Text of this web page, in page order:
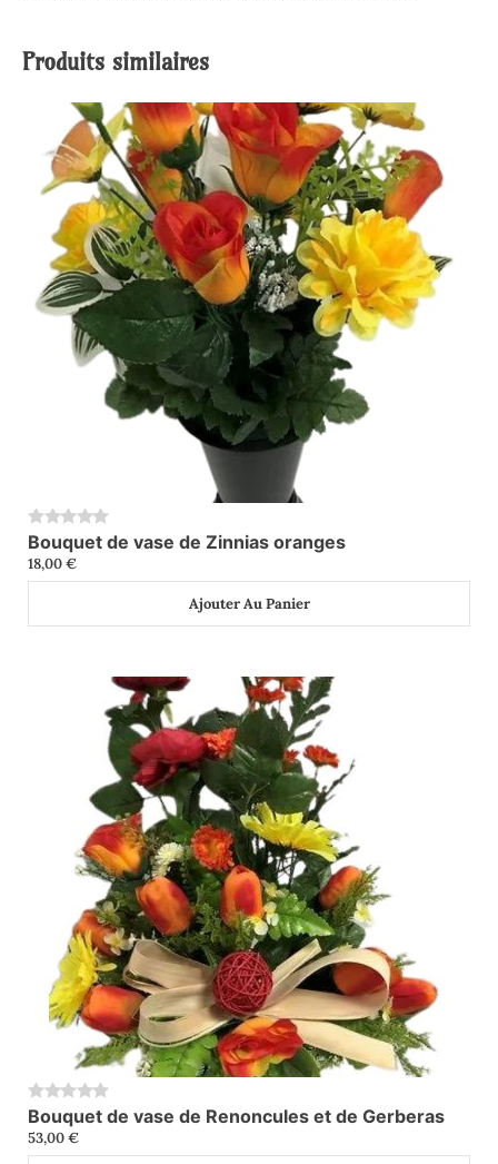
Produits similaires
0
Bouquet de vase de Zinnias oranges
18,00€
Ajouter Au Panier
0
Bouquet de vase de Renoncules et de Gerberas
53,00€